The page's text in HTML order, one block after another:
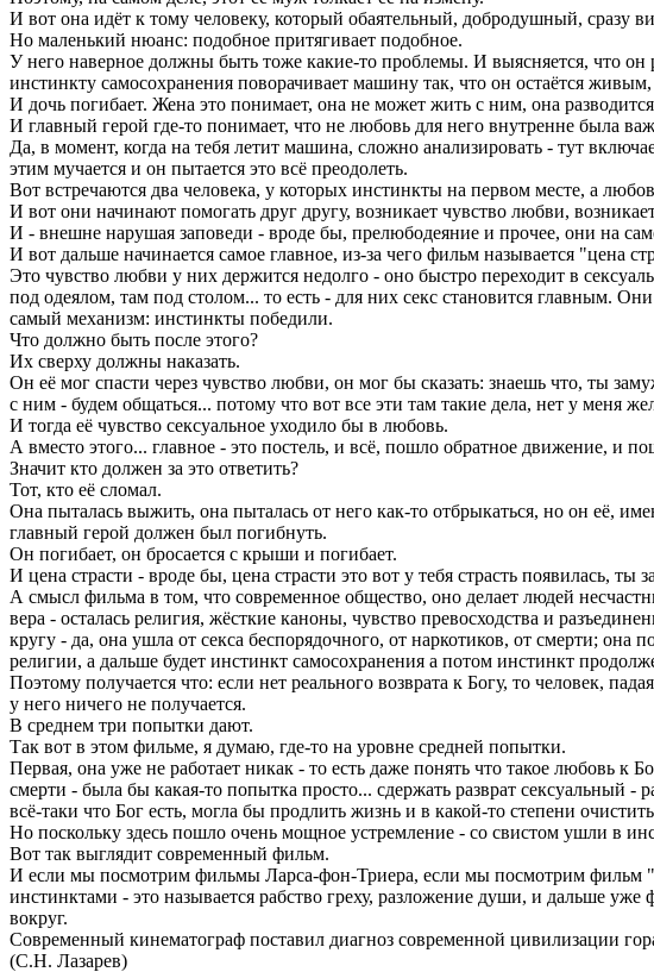
И вот она идёт к тому человеку, который обаятельный, добродушный, сразу
Но маленький нюанс: подобное притягивает подобное.
У него наверное должны быть тоже какие-то проблемы. И выясняется, что он
инстинкту самосохранения поворачивает машину так, что он остаётся живым,
И дочь погибает. Жена это понимает, она не может жить с ним, она
И главный герой где-то понимает, что не любовь для него внутренне была
Да, в момент, когда на тебя летит машина, сложно анализировать - тут
этим мучается и он пытается это всё преодолеть.
Вот встречаются два человека, у которых инстинкты на первом месте, а
И вот они начинают помогать друг другу, возникает чувство любви,
И - внешне нарушая заповеди - вроде бы, прелюбодеяние и прочее, они на
И вот дальше начинается самое главное, из-за чего фильм называется "цена
Это чувство любви у них держится недолго - оно быстро переходит в
под одеялом, там под столом... то есть - для них секс становится главным.
самый механизм: инстинкты победили.
Что должно быть после этого?
Их сверху должны наказать.
Он её мог спасти через чувство любви, он мог бы сказать: знаешь что, ты
с ним - будем общаться... потому что вот все эти там такие дела, нет у меня
И тогда её чувство сексуальное уходило бы в любовь.
А вместо этого... главное - это постель, и всё, пошло обратное движение, и
Значит кто должен за это ответить?
Тот, кто её сломал.
Она пыталась выжить, она пыталась от него как-то отбрыкаться, но он её,
главный герой должен был погибнуть.
Он погибает, он бросается с крыши и погибает.
И цена страсти - вроде бы, цена страсти это вот у тебя страсть появилась,
А смысл фильма в том, что современное общество, оно делает людей
вера - осталась религия, жёсткие каноны, чувство превосходства и
кругу - да, она ушла от секса беспорядочного, от наркотиков, от смерти; она
религии, а дальше будет инстинкт самосохранения а потом инстинкт
Поэтому получается что: если нет реального возврата к Богу, то человек,
у него ничего не получается.
В среднем три попытки дают.
Так вот в этом фильме, я думаю, где-то на уровне средней попытки.
Первая, она уже не работает никак - то есть даже понять что такое любовь к
смерти - была бы какая-то попытка просто... сдержать разврат сексуальный
всё-таки что Бог есть, могла бы продлить жизнь и в какой-то степени
Но поскольку здесь пошло очень мощное устремление - со свистом ушли в
Вот так выглядит современный фильм.
И если мы посмотрим фильмы Ларса-фон-Триера, если мы посмотрим
инстинктами - это называется рабство греху, разложение души, и дальше уже
вокруг.
Современный кинематограф поставил диагноз современной цивилизации
(С.Н. Лазарев)